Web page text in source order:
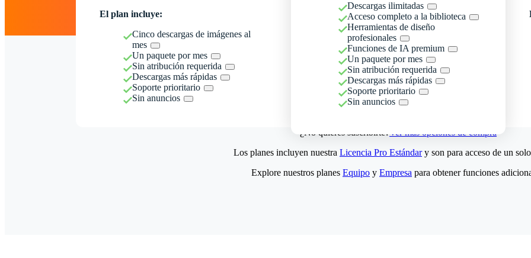
El plan incluye:
Cinco descargas de imágenes al
mes
Un paquete por mes
Sin atribución requerida
Descargas más rápidas
Soporte prioritario
Sin anuncios
Descargas ilimitadas
Acceso completo a la biblioteca
Herramientas de diseño
profesionales
Funciones de IA premium
Un paquete por mes
Sin atribución requerida
Descargas más rápidas
Soporte prioritario
Sin anuncios
¿No quieres suscribirte?Ver más opciones de compra
Los planes incluyen nuestra Licencia Pro Estándary son para acceso de un
Explore nuestros planes Equipo y Empresa para obtener funciones